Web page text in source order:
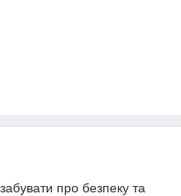
про безпеку та